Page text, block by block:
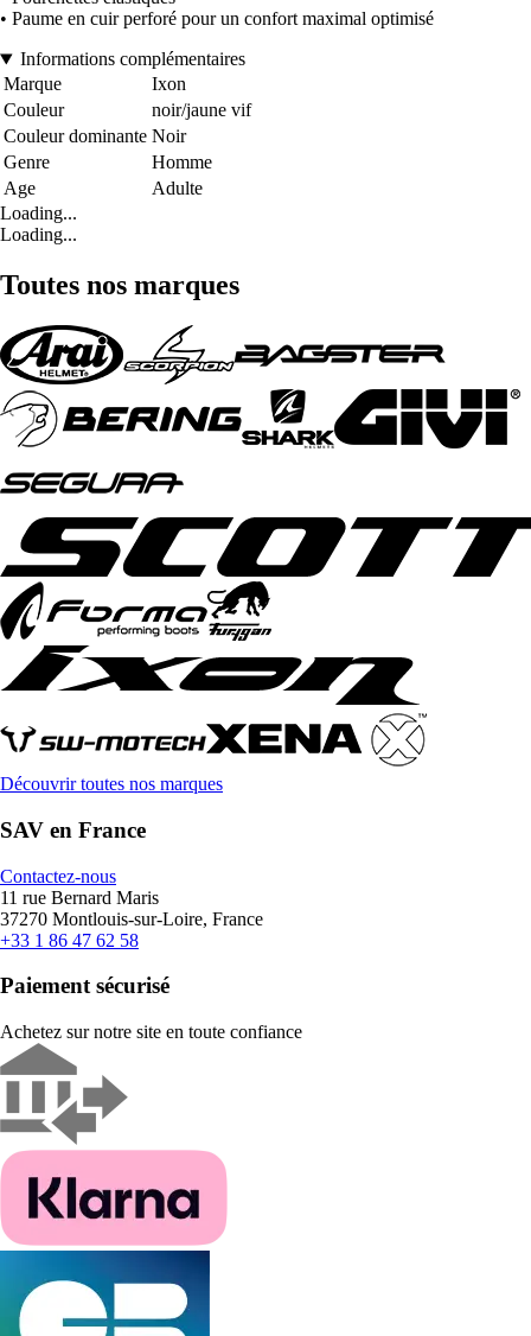
• Paume en cuir perforé pour un confort maximal optimisé
Informations complémentaires
Marque
Ixon
Couleur
noir/jaune vif
Couleur dominante Noir
Genre
Homme
Age
Adulte
Loading...
Loading...
Toutes nos marques
Découvrir toutes nos marques
SAV en France
Contactez-nous
11 rue Bernard Maris
37270 Montlouis-sur-Loire, France
+33 1 86 47 62 58
Paiement sécurisé
Achetez sur notre site en toute confiance